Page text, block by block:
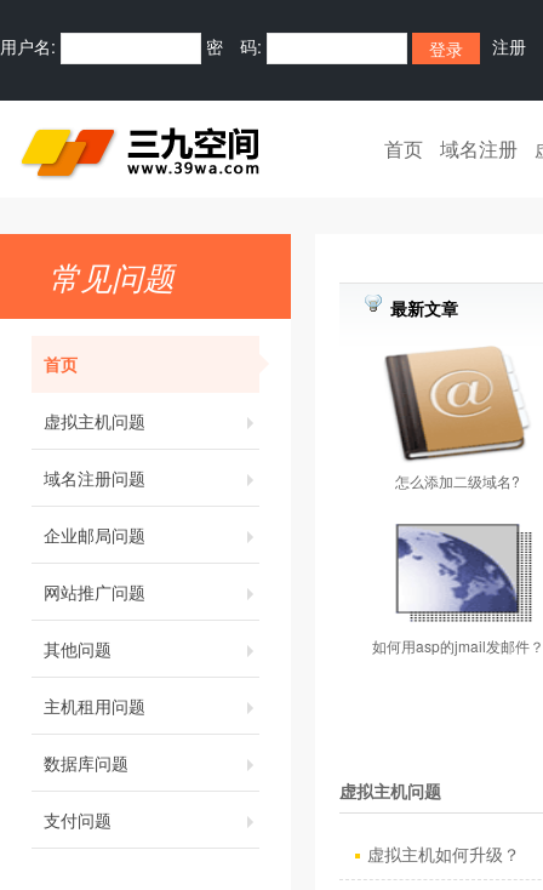
用户名: 密 码: 注册
首页 域名注册
常见问题
首页
虚拟主机问题
域名注册问题
企业邮局问题
网站推广问题
其他问题
主机租用问题
数据库问题
支付问题
最新文章
怎么添加二级域名?
如何用asp的jmail发邮件？
虚拟主机问题
虚拟主机如何升级？